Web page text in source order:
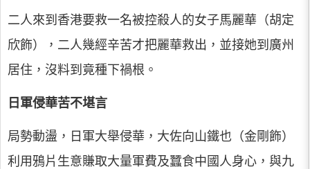
二人來到香港要救一名被控殺人的女子馬麗華（胡定
欣飾），二人幾經辛苦才把麗華救出，並接她到廣州
居住，沒料到竟種下禍根。
日軍侵華苦不堪言
局勢動盪，日軍大舉侵華，大佐向山鐵也（金剛飾）
利用鴉片生意賺取大量軍費及蠶食中國人身心，與九